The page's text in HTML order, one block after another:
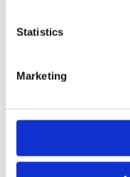
Statistics
Marketing
NOSIUM AB (publ)